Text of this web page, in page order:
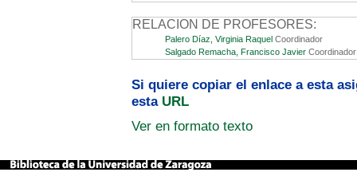
RELACION DE PROFESORES:
Palero Díaz, Virginia Raquel Coordinador
Salgado Remacha, Francisco Javier Coordinador
Si quiere copiar el enlace a esta
esta URL
Ver en formato texto